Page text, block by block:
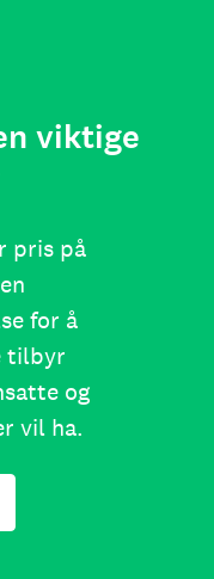
viktige
pris på
for å
tilbyr
og
vil ha.